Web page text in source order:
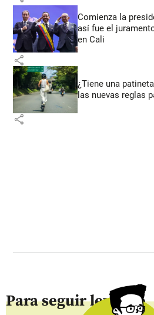
Comienza la
así fue el
en Cali
share
¿Tiene una
las nuevas reglas
share
Para seguir leyendo